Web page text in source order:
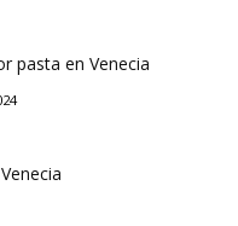
pasta en Venecia